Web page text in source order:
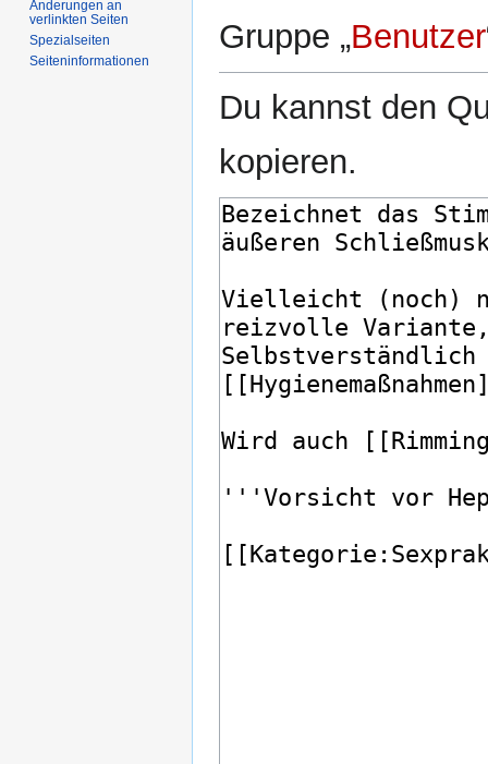
Gruppe „Benutzer
Du kannst den
kopieren.
Änderungen an
verlinkten Seiten
Spezialseiten
Seiten­­informationen